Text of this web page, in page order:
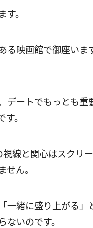
。
る映画館で御座いま
デートでもっとも
。
線と関心はスクリ
せん。
一緒に盛り上がる
ないのです。